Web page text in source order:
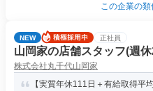
この企業の
NEW 正社員
山岡家の店舗スタッフ(週
株式会社丸千代山岡家
【実質年休111日＋有給取得平